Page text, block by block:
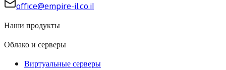
office@empire-il.co.il
Наши продукты
Облако и серверы
Виртуальные серверы